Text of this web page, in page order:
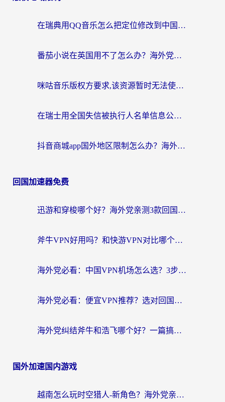
在瑞典用QQ音乐怎么把定位修改到中国国内？留学生亲测有效的回国加速方案
番茄小说在英国用不了怎么办？海外党亲测有效的回国加速解决方案
咪咕音乐版权方要求,该资源暂时无法使用？海外党这样解决听歌听书+看剧炒股难题
在瑞士用全国失信被执行人名单信息公布与查询地区限制怎么办？还能看欧洲杯直播和咪咕视频吗？
抖音商城app国外地区限制怎么办？海外党解锁国内内容的实用指南
回国加速器免费
迅游和穿梭哪个好？海外党亲测3款回国加速器+手游加速对比，附避坑指南
斧牛VPN好用吗？和快游VPN对比哪个回国效果更好？马来西亚留学生亲测分享
海外党必看：中国VPN机场怎么选？3步教你无缝访问国内资源（附避坑指南）
海外党必看：便宜VPN推荐？选对回国加速器才能无缝刷国内剧玩国服
海外党纠结斧牛和浩飞哪个好？一篇搞定回国加速器选择+无缝访问国内资源指南
国外加速国内游戏
越南怎么玩时空猎人-新角色？海外党亲测有效的国服游戏加速指南